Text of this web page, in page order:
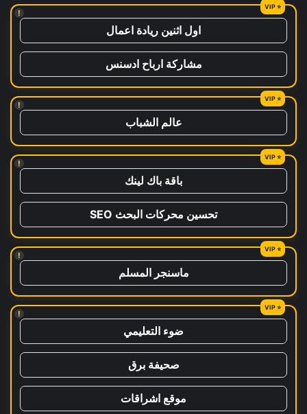
!
اول اثنين ريادة اعمال
مشاركة ارباح ادسنس
!
عالم الشباب
!
باقة باك لينك
تحسين محركات البحث SEO
!
ماسنجر المسلم
!
ضوء التعليمي
صحيفة برق
موقع اشراقات